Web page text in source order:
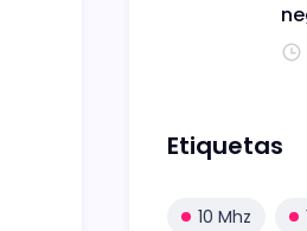
Etiquetas
10 Mhz